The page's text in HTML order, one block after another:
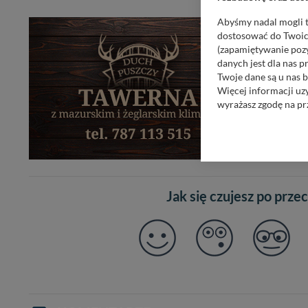
Jak się czujesz po
Abyśmy nadal mogli
dostosować do
(zapamiętywanie
danych jest dla nas
Twoje dane są u nas
Więcej informacji
wyrażasz zgodę na
Wyjątkiem jest
Administratorem
W każdej chwili
przetwarzania.
informacji